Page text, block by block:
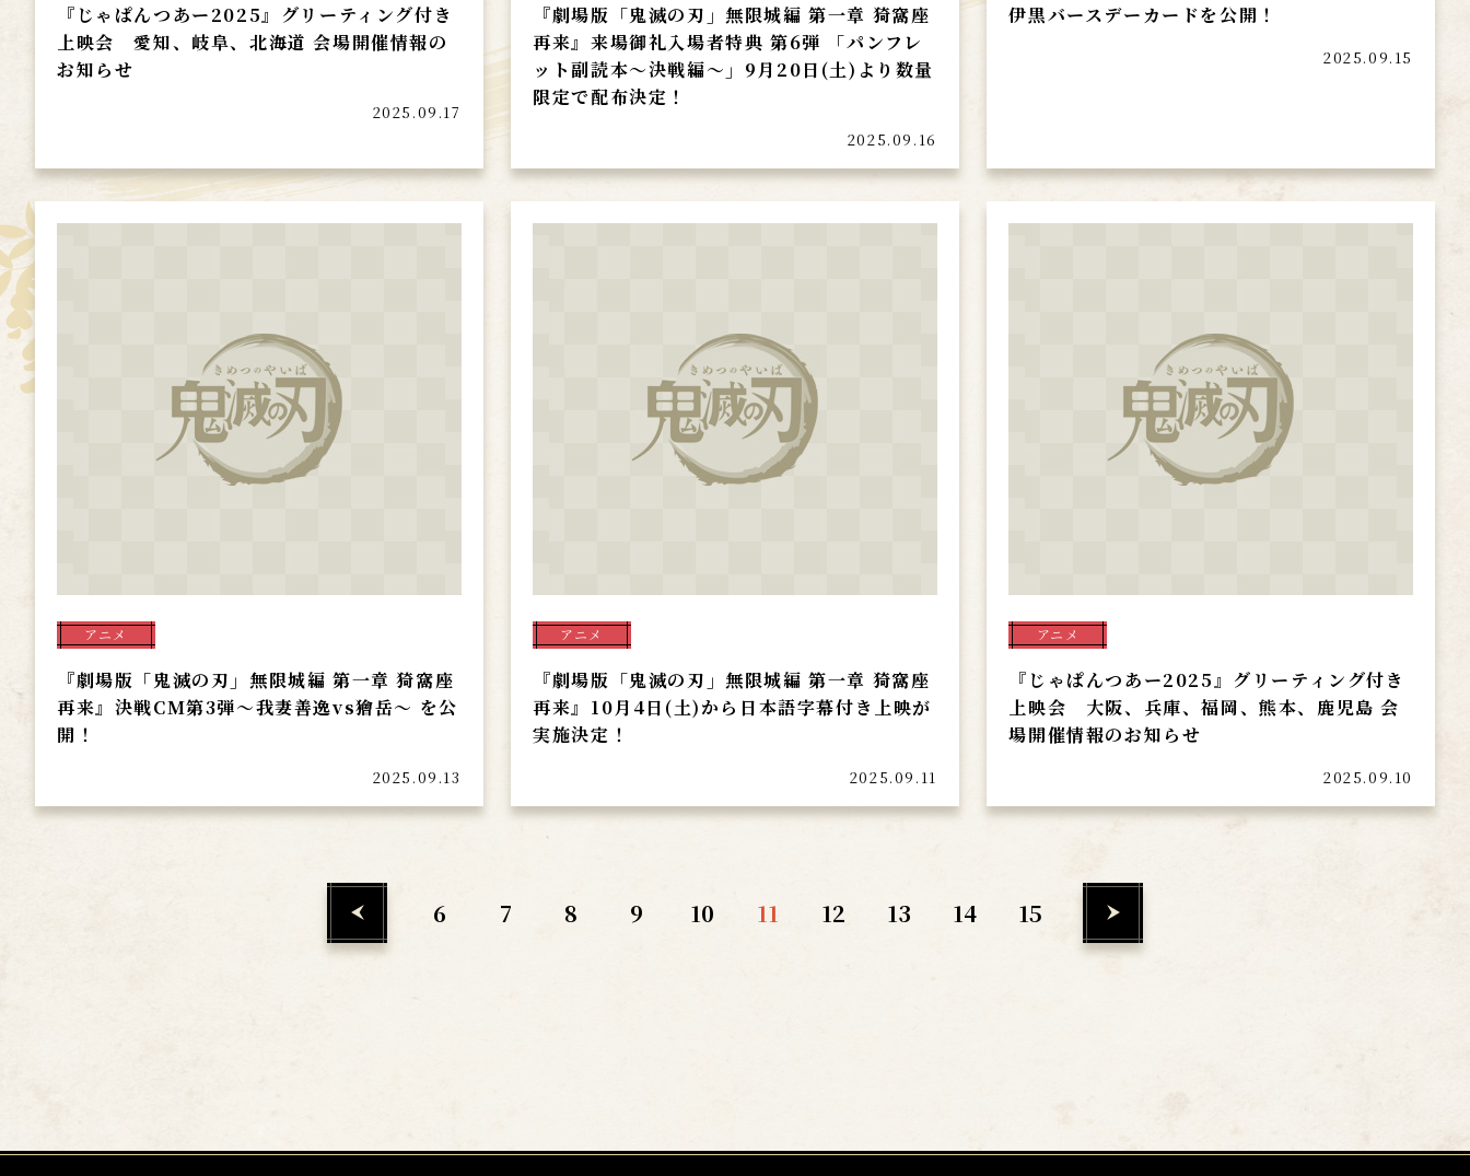
『じゃぱんつあー2025』グリーティング付き
上映会 愛知、岐阜、北海道 会場開催情報の
お知らせ
2025.09.17
『劇場版「鬼滅の刃」無限城編 第一章 猗窩座
再来』来場御礼入場者特典 第6弾 「パンフレ
ット副読本～決戦編～」9月20日(土)より数量
限定で配布決定！
2025.09.16
伊黒バースデーカードを公開！
2025.09.15
アニメ
『劇場版「鬼滅の刃」無限城編 第一章 猗窩座
再来』決戦CM第3弾～我妻善逸vs獪岳～ を公
開！
2025.09.13
アニメ
『劇場版「鬼滅の刃」無限城編 第一章 猗窩座
再来』10月4日(土)から日本語字幕付き上映が
実施決定！
2025.09.11
アニメ
『じゃぱんつあー2025』グリーティング付き
上映会 大阪、兵庫、福岡、熊本、鹿児島 会
場開催情報のお知らせ
2025.09.10
6 7 8 9 10 11 12 13 14 15